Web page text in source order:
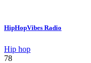
HipHopVibes Radio
Hip hop
78